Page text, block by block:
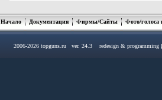
Начало Документация Фирмы/Сайты Фото/голоса
2006-2026 topguns.ru ver. 24.3 redesign & programming